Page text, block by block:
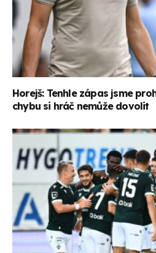
Horejš: Tenhle zápas jsme
chybu si hráč nemůže dovolit